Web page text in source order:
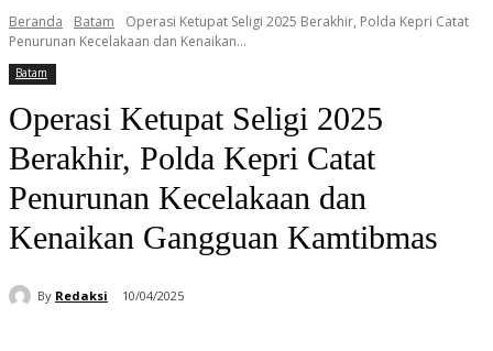
Beranda Batam
Operasi Ketupat Seligi 2025 Berakhir, Polda Kepri Catat
Penurunan Kecelakaan dan Kenaikan...
Batam
Operasi Ketupat Seligi 2025
Berakhir, Polda Kepri Catat
Penurunan Kecelakaan dan
Kenaikan Gangguan Kamtibmas
By Redaksi 10/04/2025